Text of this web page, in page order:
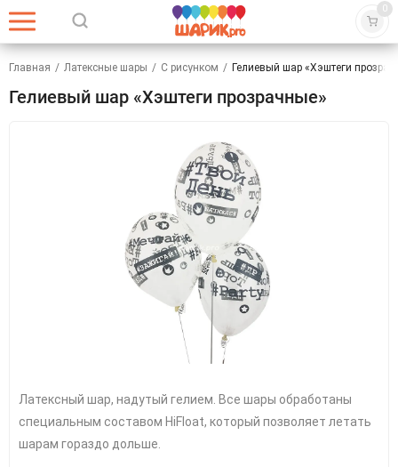
0
Главная / Латексные шары / С рисунком / Гелиевый шар «Хэштеги
Гелиевый шар «Хэштеги прозрачные»
Латексный шар, надутый гелием. Все шары обработаны
специальным составом HiFloat, который позволяет летать
шарам гораздо дольше.